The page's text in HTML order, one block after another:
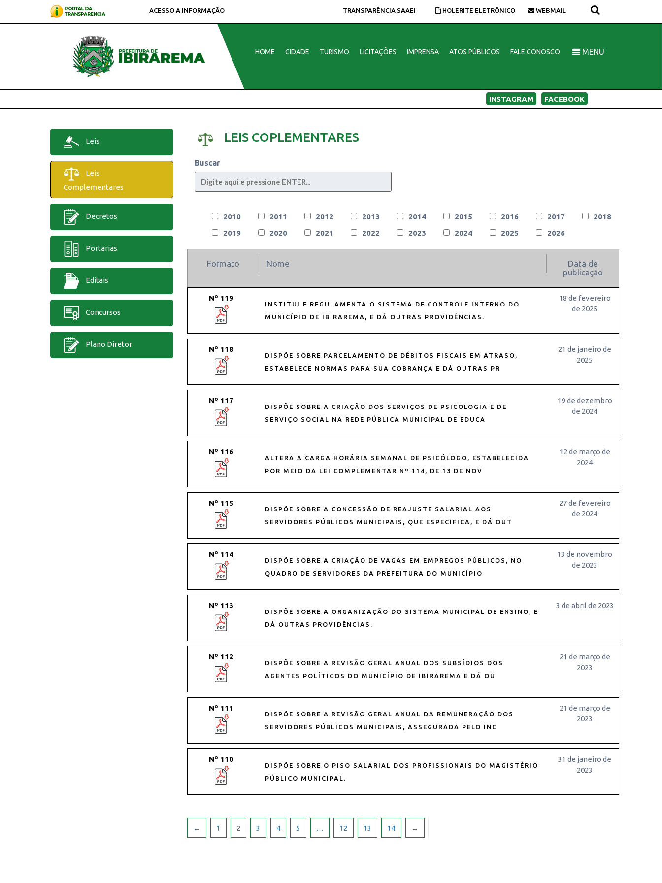
ACESSO A INFORMAÇÃO TRANSPARÊNCIA SAAEI HOLERITE ELETRÔNICO WEBMAIL
HOME CIDADE TURISMO LICITAÇÕES IMPRENSA ATOS PÚBLICOS FALE CONOSCO MENU
INSTAGRAM FACEBOOK
Leis
Leis
Complementares
Decretos
Portarias
Editais
Concursos
Plano Diretor
LEIS COPLEMENTARES
Buscar
2010 2011 2012 2013 2014 2015 2016 2017
2018
2019
2020 2021 2022 2023 2024 2025 2026
Formato Nome
Data de
publicação
Nº 119
INSTITUI E REGULAMENTA O SISTEMA DE CONTROLE INTERNO DO
MUNICÍPIO DE IBIRAREMA, E DÁ OUTRAS PROVIDÊNCIAS.
18 de fevereiro
de 2025
Nº 118
DISPÕE SOBRE PARCELAMENTO DE DÉBITOS FISCAIS EM ATRASO,
ESTABELECE NORMAS PARA SUA COBRANÇA E DÁ OUTRAS PR
21 de janeiro de
2025
Nº 117
DISPÕE SOBRE A CRIAÇÃO DOS SERVIÇOS DE PSICOLOGIA E DE
SERVIÇO SOCIAL NA REDE PÚBLICA MUNICIPAL DE EDUCA
19 de dezembro
de 2024
Nº 116
ALTERA A CARGA HORÁRIA SEMANAL DE PSICÓLOGO, ESTABELECIDA
POR MEIO DA LEI COMPLEMENTAR Nº 114, DE 13 DE NOV
12 de março de
2024
Nº 115
DISPÕE SOBRE A CONCESSÃO DE REAJUSTE SALARIAL AOS
SERVIDORES PÚBLICOS MUNICIPAIS, QUE ESPECIFICA, E DÁ OUT
27 de fevereiro
de 2024
Nº 114
DISPÕE SOBRE A CRIAÇÃO DE VAGAS EM EMPREGOS PÚBLICOS, NO
QUADRO DE SERVIDORES DA PREFEITURA DO MUNICÍPIO
13 de novembro
de 2023
Nº 113
DISPÕE SOBRE A ORGANIZAÇÃO DO SISTEMA MUNICIPAL DE ENSINO, E
DÁ OUTRAS PROVIDÊNCIAS.
3 de abril de 2023
Nº 112
DISPÕE SOBRE A REVISÃO GERAL ANUAL DOS SUBSÍDIOS DOS
AGENTES POLÍTICOS DO MUNICÍPIO DE IBIRAREMA E DÁ OU
21 de março de
2023
Nº 111
DISPÕE SOBRE A REVISÃO GERAL ANUAL DA REMUNERAÇÃO DOS
SERVIDORES PÚBLICOS MUNICIPAIS, ASSEGURADA PELO INC
21 de março de
2023
Nº 110
DISPÕE SOBRE O PISO SALARIAL DOS PROFISSIONAIS DO MAGISTÉRIO
PÚBLICO MUNICIPAL.
31 de janeiro de
2023
← 1 2 3 4 5 … 12 13 14 →